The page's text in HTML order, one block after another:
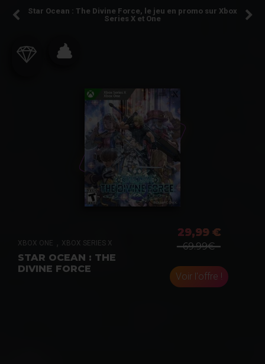
Star Ocean : The Divine Force, le jeu en promo sur Xbox
Series X et One
XBOX ONE XBOX SERIES X
STAR OCEAN : THE
DIVINE FORCE
29,99 €
69.99€
Voir l'offre !